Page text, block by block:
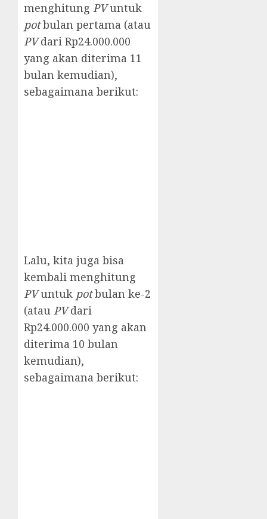
menghitung PVuntuk
potbulan pertama (atau
PVdari Rp24.000.000
yang akan diterima 11
bulan kemudian),
sebagaimana berikut:
Lalu, kita juga bisa
kembali menghitung
PVuntuk potbulan ke-2
(atau PVdari
Rp24.000.000 yang akan
diterima 10 bulan
kemudian),
sebagaimana berikut: